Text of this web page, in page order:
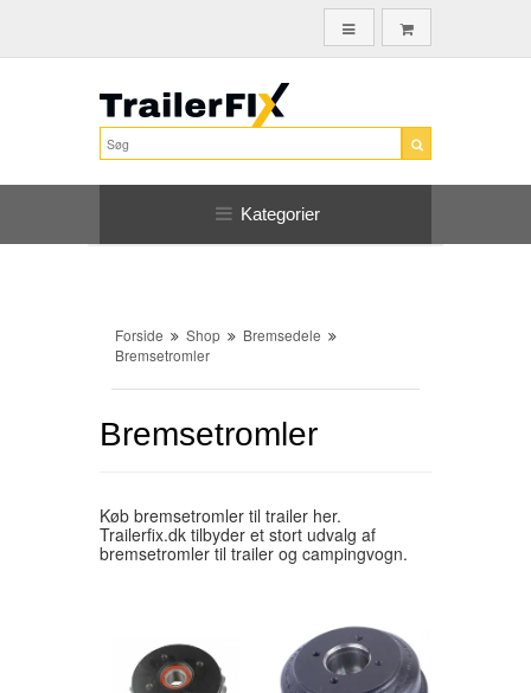
Kategorier
Forside Shop
Bremsedele
Bremsetromler
Bremsetromler
Køb bremsetromler til trailer her.
Trailerfix.dk tilbyder et stort udvalg af
bremsetromler til trailer og campingvogn.